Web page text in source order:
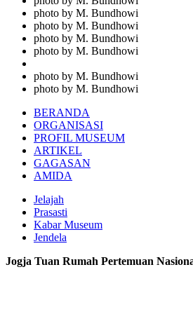
photo by M. Bundhowi
photo by M. Bundhowi
photo by M. Bundhowi
photo by M. Bundhowi
photo by M. Bundhowi
photo by M. Bundhowi
BERANDA
ORGANISASI
PROFIL MUSEUM
ARTIKEL
GAGASAN
AMIDA
Jelajah
Prasasti
Kabar Museum
Jendela
Jogja Tuan Rumah Pertemuan